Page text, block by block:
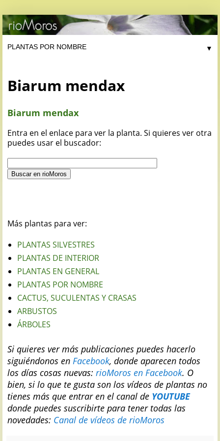
▼
Biarum mendax
Biarum mendax
Entra en el enlace para ver la planta. Si quieres ver otra
puedes usar el buscador:
Más plantas para ver:
PLANTAS SILVESTRES
PLANTAS DE INTERIOR
PLANTAS EN GENERAL
PLANTAS POR NOMBRE
CACTUS, SUCULENTAS Y CRASAS
ARBUSTOS
ÁRBOLES
Si quieres ver más publicaciones puedes hacerlo
siguiéndonos en Facebook, donde aparecen todos
los días cosas nuevas: rioMoros en Facebook. O
bien, si lo que te gusta son los vídeos de plantas no
tienes más que entrar en el canal de YOUTUBE
donde puedes suscribirte para tener todas las
novedades: Canal de vídeos de rioMoros